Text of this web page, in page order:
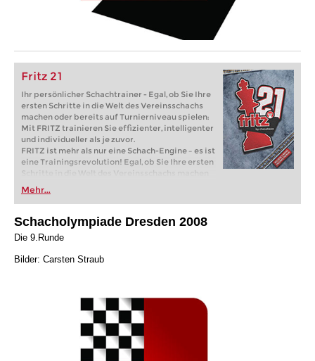
Fritz 21
Ihr persönlicher Schachtrainer - Egal, ob Sie Ihre
ersten Schritte in die Welt des Vereinsschachs
machen oder bereits auf Turnierniveau spielen:
Mit FRITZ trainieren Sie effizienter, intelligenter
und individueller als je zuvor.
FRITZ ist mehr als nur eine Schach-Engine – es ist
eine Trainingsrevolution! Egal, ob Sie Ihre ersten
Schritte in die Welt des Vereinsschachs machen
oder bereits auf Turnierniveau spielen: Mit
FRITZ trainieren Sie effizienter, intelligenter und
individueller als je zuvor.
Mehr...
Schacholympiade Dresden 2008
Die 9.Runde
Bilder: Carsten Straub